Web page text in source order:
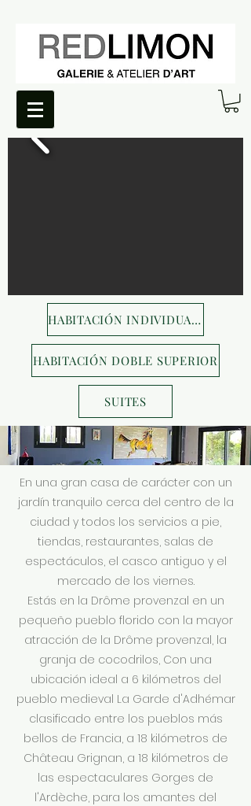
HABITACIÓN INDIVIDUAL DOBLE
HABITACIÓN DOBLE SUPERIOR
SUITES
En una gran casa de carácter con un
jardín tranquilo cerca del centro de la
ciudad y todos los servicios a pie,
tiendas, restaurantes, salas de
espectáculos, el casco antiguo y el
mercado de los viernes.
Estás en la Drôme provenzal en un
pequeño pueblo florido con la mayor
atracción de la Drôme provenzal, la
granja de cocodrilos, Con una
ubicación ideal a 6 kilómetros del
pueblo medieval La Garde d'Adhémar
clasificado entre los pueblos más
bellos de Francia, a 18 kilómetros de
Château Grignan, a 18 kilómetros de
las espectaculares Gorges de
l'Ardèche, para los amantes del